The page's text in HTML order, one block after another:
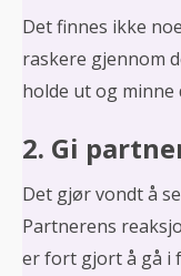
Det finnes ikke
raskere gjennom
holde ut og minne
2. Gi
Det gjør vondt å
Partnerens
er fort gjort å gå i